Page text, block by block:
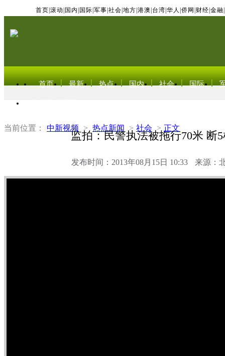
首页 滚动 国内 国际 军事 社会 地方 港澳 台湾 华人 侨网 财经 金融
首页 最新 热点 国内 社会 国际
当前位置： 中新视频 > 热点新闻 > 社会 > 正文
监拍：民警执法被拖行70米 断
发布时间：2013年08月15日 10:33 来源：